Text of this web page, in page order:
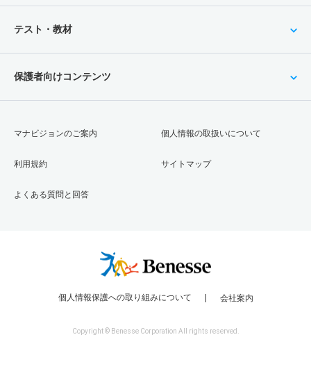
テスト・教材
保護者向けコンテンツ
マナビジョンのご案内
利用規約
よくある質問と回答
個人情報の取扱いについて
サイトマップ
個人情報保護への取り組みについて 会社案内
Copyright © Benesse Corporation All rights reserved.